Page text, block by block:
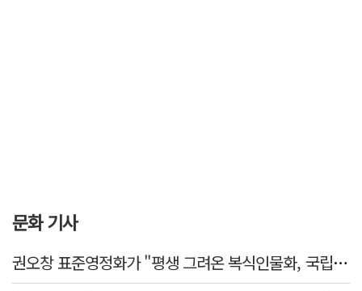
문화 기사
권오창 표준영정화가 "평생 그려온 복식인물화, 국립대구박물관에서 가치 있게 활용되길"